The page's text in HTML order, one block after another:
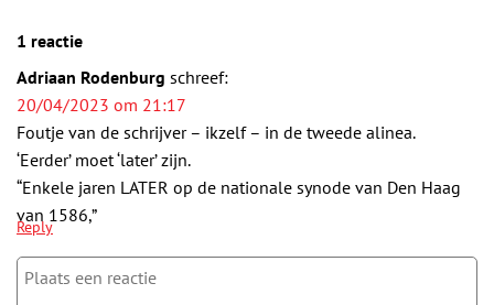
1 reactie
Adriaan Rodenburg schreef:
20/04/2023 om 21:17
Foutje van de schrijver – ikzelf – in de tweede alinea.
‘Eerder’ moet ‘later’ zijn.
“Enkele jaren LATER op de nationale synode van Den Haag
van 1586,”
Reply